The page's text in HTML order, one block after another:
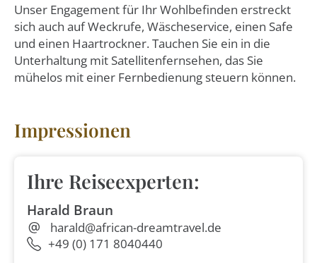
Unser Engagement für Ihr Wohlbefinden erstreckt
sich auch auf Weckrufe, Wäscheservice, einen Safe
und einen Haartrockner. Tauchen Sie ein in die
Unterhaltung mit Satellitenfernsehen, das Sie
mühelos mit einer Fernbedienung steuern können.
Impressionen
Ihre Reiseexperten:
Harald Braun
harald@african-dreamtravel.de
+49 (0) 171 8040440